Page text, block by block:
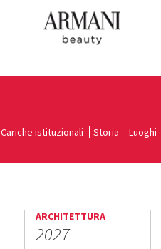
Cariche istituzionali Storia Luoghi
ARCHITETTURA
2027